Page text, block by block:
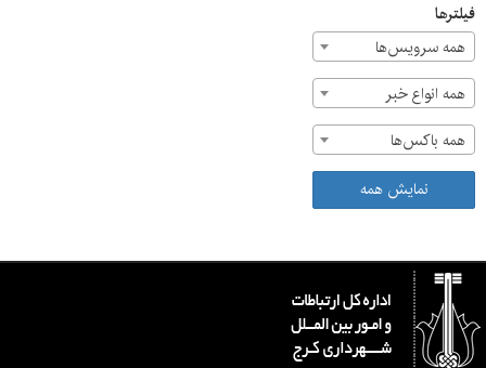
فیلترها
همه سرویس‌ها
همه انواع خبر
همه باکس‌ها
نمایش همه